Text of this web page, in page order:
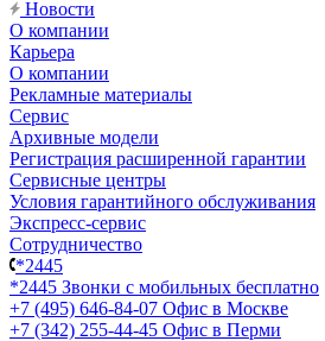
Новости
О компании
Карьера
О компании
Рекламные материалы
Сервис
Архивные модели
Регистрация расширенной гарантии
Сервисные центры
Условия гарантийного обслуживания
Экспресс-сервис
Сотрудничество
*2445
*2445 Звонки с мобильных бесплатно
+7 (495) 646-84-07 Офис в Москве
+7 (342) 255-44-45 Офис в Перми